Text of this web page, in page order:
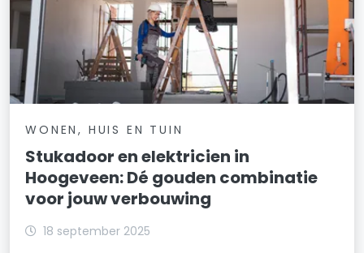
WONEN, HUIS EN TUIN
Stukadoor en elektricien in
Hoogeveen: Dé gouden combinatie
voor jouw verbouwing
18 september 2025